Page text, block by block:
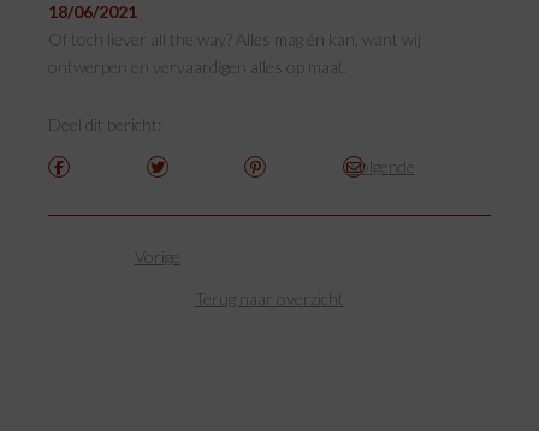
18/06/2021
Of toch liever all the way? Alles mag én kan, want wij
ontwerpen en vervaardigen alles op maat.
Deel dit bericht:
Vorige
Volgende
Terug naar overzicht